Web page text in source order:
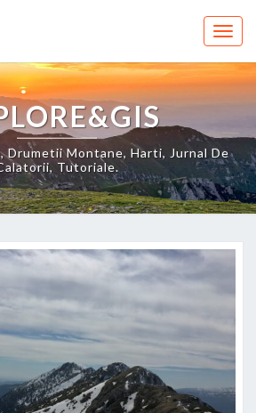
Drumetii Montane, Harti, Jurnal De
Tutoriale.